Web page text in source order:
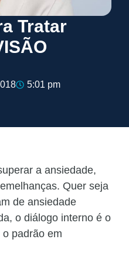
Tratar
5:01 pm
a ansiedade,
Quer seja
de ansiedade
o diálogo interno é o
padrão em